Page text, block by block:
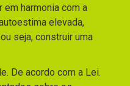
harmonia com a
elevada,
seja, construir uma
De acordo com a Lei.